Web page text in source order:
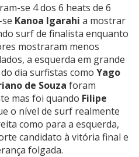
se 4 dos 6 heats de 6
Kanoa Igarahi a mostrar
surf de finalista enquanto
mostraram menos
a esquerda em grande
dia surfistas como Yago
de Souza foram
mas foi quando Filipe
o nível de surf realmente
como para a esquerda,
candidato à vitória final e
folgada.